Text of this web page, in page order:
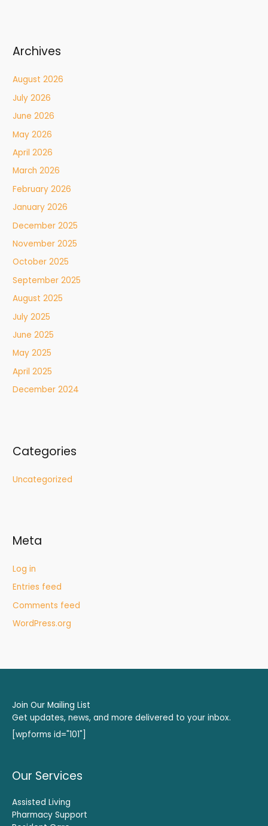
Archives
August 2026
July 2026
June 2026
May 2026
April 2026
March 2026
February 2026
January 2026
December 2025
November 2025
October 2025
September 2025
August 2025
July 2025
June 2025
May 2025
April 2025
December 2024
Categories
Uncategorized
Meta
Log in
Entries feed
Comments feed
WordPress.org
Join Our Mailing List
Get updates, news, and more delivered to your inbox.
[wpforms id="101"]
Our Services
Assisted Living
Pharmacy Support